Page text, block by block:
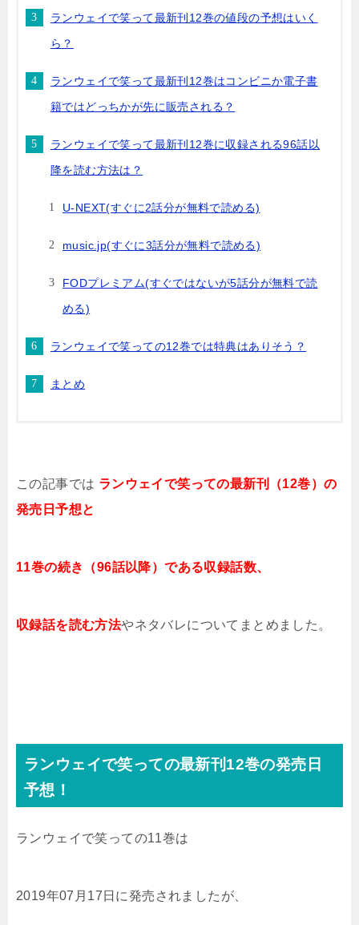
ランウェイで笑って最新刊12巻の値段の予想はいく
ら？
ランウェイで笑って最新刊12巻はコンビニか電子書
籍ではどっちかが先に販売される？
ランウェイで笑って最新刊12巻に収録される96話以
降を読む方法は？
U-NEXT(すぐに2話分が無料で読める)
music.jp(すぐに3話分が無料で読める)
FODプレミアム(すぐではないが5話分が無料で読
める)
ランウェイで笑っての12巻では特典はありそう？
まとめ
この記事では ランウェイで笑っての最新刊（12巻）の
発売日予想と
11巻の続き（96話以降）である収録話数、
収録話を読む方法やネタバレについてまとめました。
ランウェイで笑っての最新刊12巻の発売日
予想！
ランウェイで笑っての11巻は
2019年07月17日に発売されました が、